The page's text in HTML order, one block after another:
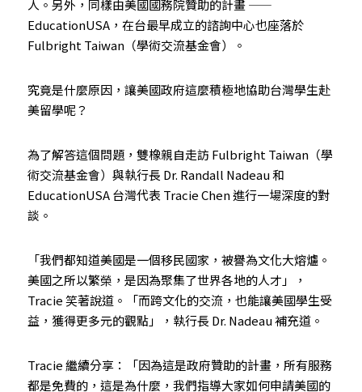
人。另外，同樣由美國國務院贊助的計畫 ——
EducationUSA，在台最早成立的諮詢中心也座落於
Fulbright Taiwan（學術交流基金會）。
究竟是什麼原因，讓美國政府這麼積極地協助台灣學生赴
美留學呢？
為了解答這個問題，雙橡親自走訪 Fulbright Taiwan（學
術交流基金會）與執行長 Dr. Randall Nadeau 和
EducationUSA 台灣代表 Tracie Chen 進行一場深度的對
談。
「我們都知道美國是一個移民國家，被譽為文化大熔爐。
美國之所以繁榮，是因為聚集了世界各地的人才」，
Tracie 笑著說道。「而跨文化的交流，也能讓美國學生受
益，獲得更多元的觀點」，執行長 Dr. Nadeau 補充道。
Tracie 繼續分享：「因為這是政府贊助的計畫，所有服務
都是免費的，這是為什麼，我們指導大家如何申請美國的